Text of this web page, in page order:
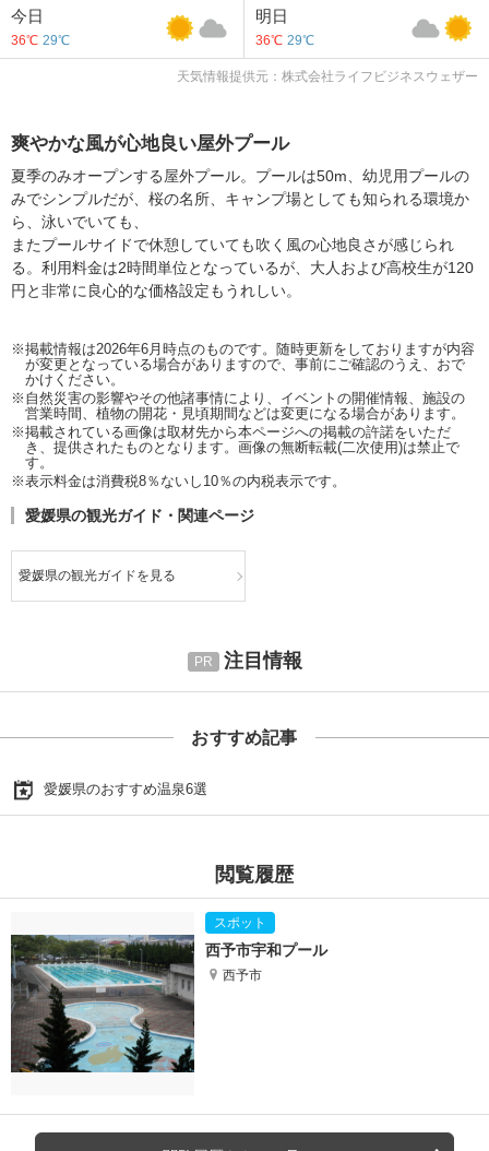
今日
36℃ 29℃
明日
36℃ 29℃
天気情報提供元：株式会社ライフビジネスウェザー
爽やかな風が心地良い屋外プール
夏季のみオープンする屋外プール。プールは50m、幼児用プールの
みでシンプルだが、桜の名所、キャンプ場としても知られる環境か
ら、泳いでいても、
またプールサイドで休憩していても吹く風の心地良さが感じられ
る。利用料金は2時間単位となっているが、大人および高校生が120
円と非常に良心的な価格設定もうれしい。
※掲載情報は2026年6月時点のものです。随時更新をしておりますが内容
が変更となっている場合がありますので、事前にご確認のうえ、おで
かけください。
※自然災害の影響やその他諸事情により、イベントの開催情報、施設の
営業時間、植物の開花・見頃期間などは変更になる場合があります。
※掲載されている画像は取材先から本ページへの掲載の許諾をいただ
き、提供されたものとなります。画像の無断転載(二次使用)は禁止で
す。
※表示料金は消費税8％ないし10％の内税表示です。
愛媛県の観光ガイド・関連ページ
愛媛県の観光ガイドを見る
注目情報
おすすめ記事
愛媛県のおすすめ温泉6選
閲覧履歴
西予市宇和プール
西予市